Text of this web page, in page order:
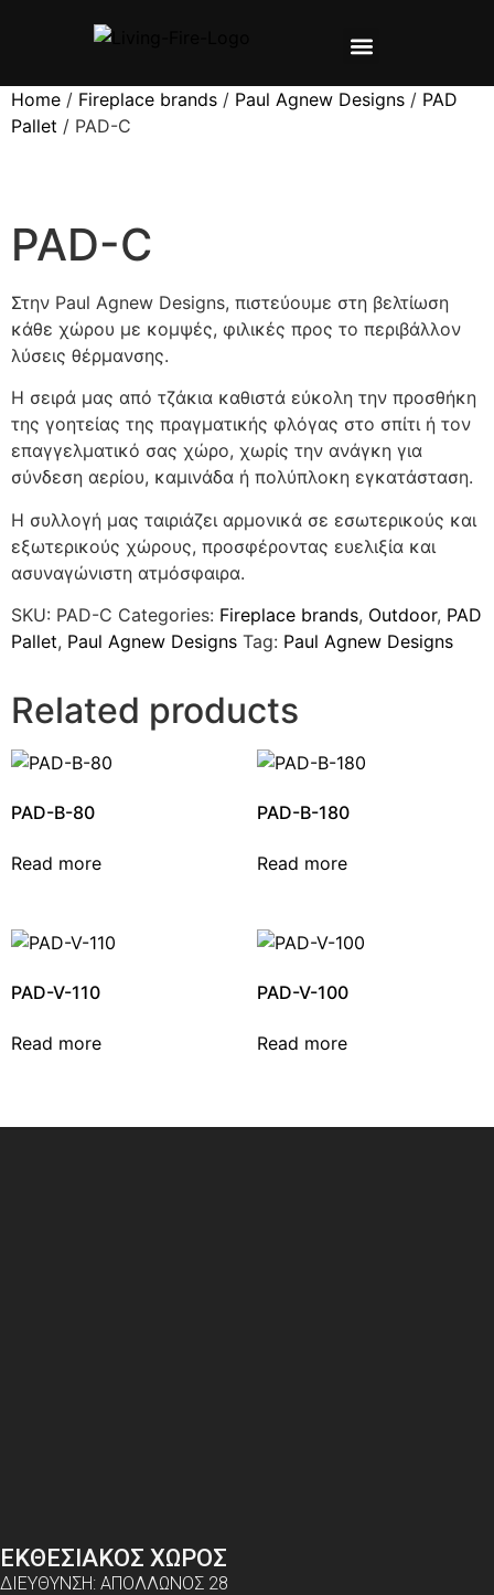
Home / Fireplace brands / Paul Agnew Designs / PAD
Pallet / PAD-C
PAD-C
Στην Paul Agnew Designs, πιστεύουμε στη βελτίωση
κάθε χώρου με κομψές, φιλικές προς το περιβάλλον
λύσεις θέρμανσης.
Η σειρά μας από τζάκια καθιστά εύκολη την προσθήκη
της γοητείας της πραγματικής φλόγας στο σπίτι ή τον
επαγγελματικό σας χώρο, χωρίς την ανάγκη για
σύνδεση αερίου, καμινάδα ή πολύπλοκη εγκατάσταση.
Η συλλογή μας ταιριάζει αρμονικά σε εσωτερικούς και
εξωτερικούς χώρους, προσφέροντας ευελιξία και
ασυναγώνιστη ατμόσφαιρα.
SKU: PAD-C Categories: Fireplace brands, Outdoor, PAD
Pallet, Paul Agnew Designs Tag: Paul Agnew Designs
Related products
PAD-B-80
Read more
PAD-B-180
Read more
PAD-V-110
Read more
PAD-V-100
Read more
ΕΚΘΕΣΙΑΚΟΣ ΧΩΡΟΣ
ΔΙΕΥΘΥΝΣΗ: ΑΠΟΛΛΩΝΟΣ 28